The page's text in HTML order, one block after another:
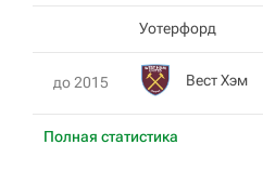
Полная статистика
Уотерфорд
до 2015 Вест Хэм